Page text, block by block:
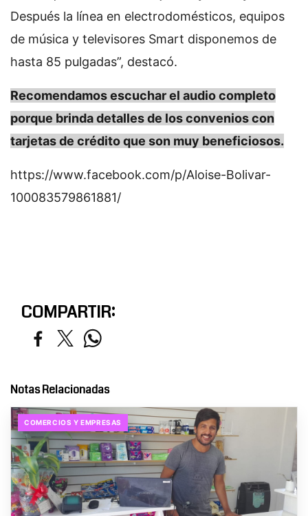
Después la línea en electrodomésticos, equipos
de música y televisores Smart disponemos de
hasta 85 pulgadas”, destacó.
Recomendamos escuchar el audio completo
porque brinda detalles de los convenios con
tarjetas de crédito que son muy beneficiosos.
https://www.facebook.com/p/Aloise-Bolivar-
100083579861881/
COMPARTIR:
Notas Relacionadas
COMERCIOS Y EMPRESAS